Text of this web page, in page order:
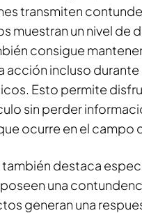
transmiten
muestran un nivel de
consigue
acción incluso
Esto permite
sin perder
ocurre en el campo
también destaca
una
generan una